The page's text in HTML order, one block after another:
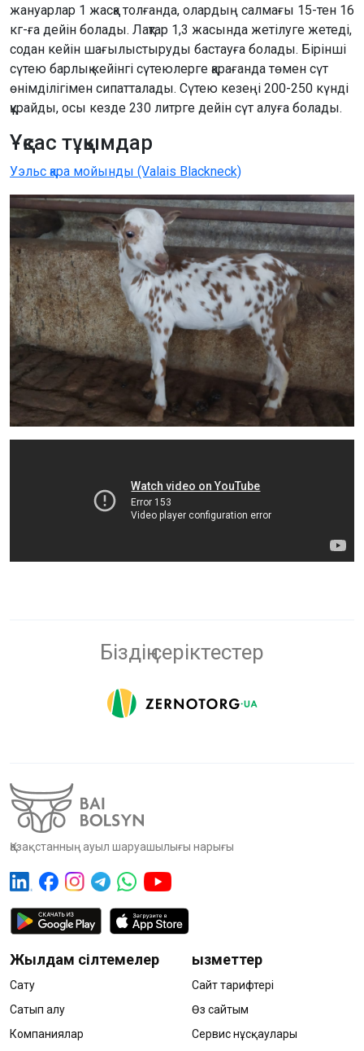
жануарлар 1 жасқа толғанда, олардың салмағы 15-тен 16
кг-ға дейін болады. Лақтар 1,3 жасында жетілуге жетеді,
содан кейін шағылыстыруды бастауға болады. Бірінші
сүтею барлық кейінгі сүтеюлерге қарағанда төмен сүт
өнімділігімен сипатталады. Сүтею кезеңі 200-250 күнді
құрайды, осы кезде 230 литрге дейін сүт алуға болады.
Ұқсас тұқымдар
Уэльс қара мойынды (Valais Blackneck)
Біздің серіктестер
Қазақстанның ауыл шаруашылығы нарығы
Жылдам сілтемелер
Сату
Сатып алу
Компаниялар
Қызметтер
Сайт тарифтері
Өз сайтым
Сервис нұсқаулары